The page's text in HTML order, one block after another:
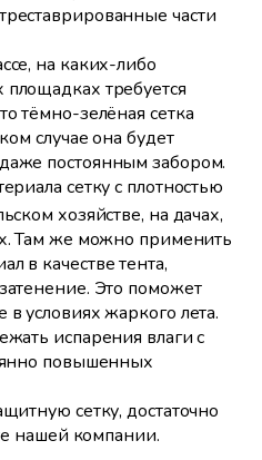
части
на каких-либо
требуется
тёмно-зелёная сетка
случае она будет
постоянным забором.
сетку с плотностью
хозяйстве, на дачах,
Там же можно применить
в качестве тента,
Это поможет
условиях жаркого лета.
испарения влаги с
повышенных
сетку, достаточно
нашей компании.